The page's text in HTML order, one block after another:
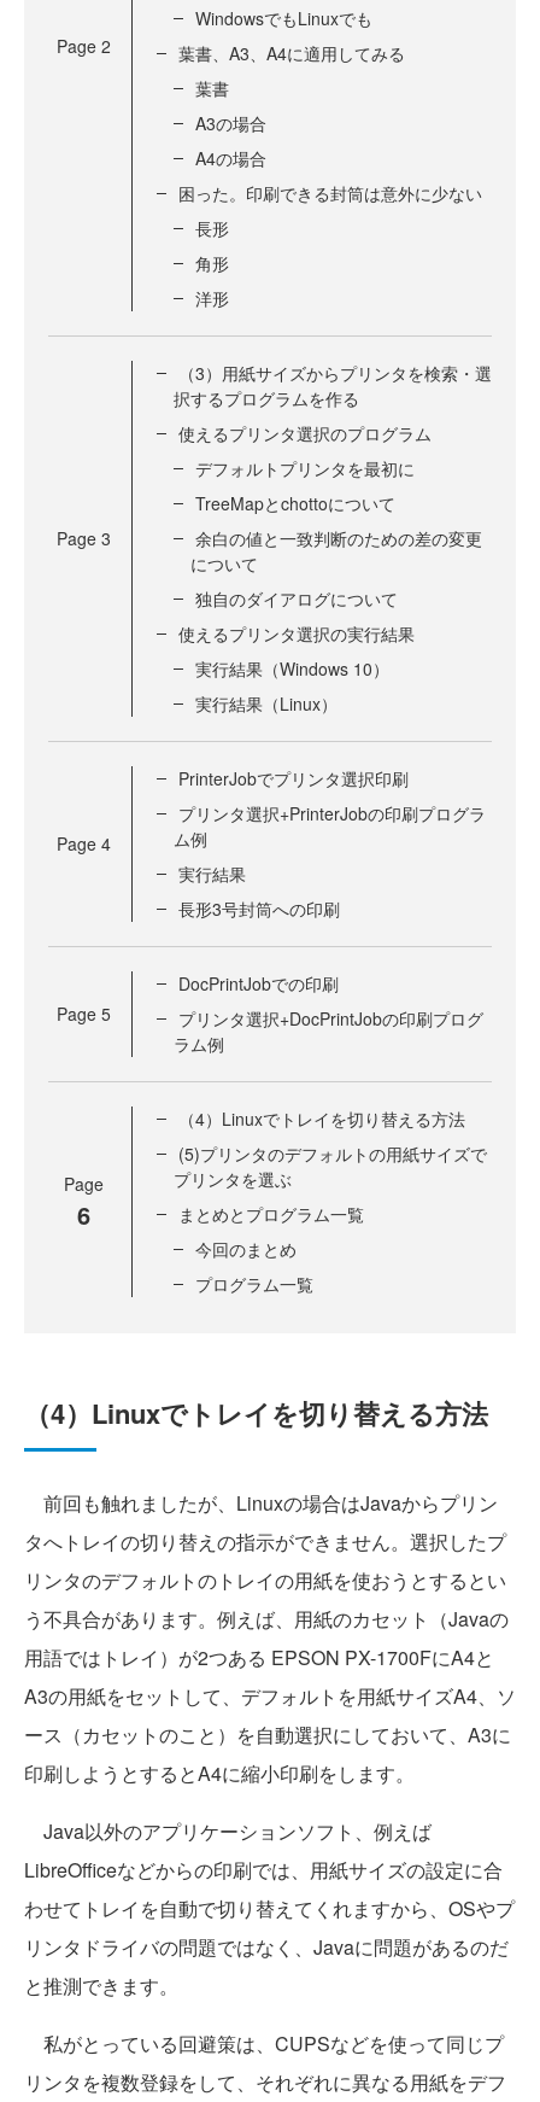
Page 2
WindowsでもLinuxでも
葉書、A3、A4に適用してみる
葉書
A3の場合
A4の場合
困った。印刷できる封筒は意外に少ない
長形
角形
洋形
Page 3
（3）用紙サイズからプリンタを検索・選
択するプログラムを作る
使えるプリンタ選択のプログラム
デフォルトプリンタを最初に
TreeMapとchottoについて
余白の値と一致判断のための差の変更
について
独自のダイアログについて
使えるプリンタ選択の実行結果
実行結果（Windows 10）
実行結果（Linux）
Page 4
PrinterJobでプリンタ選択印刷
プリンタ選択+PrinterJobの印刷プログラ
ム例
実行結果
長形3号封筒への印刷
Page 5
DocPrintJobでの印刷
プリンタ選択+DocPrintJobの印刷プログ
ラム例
Page
6
（4）Linuxでトレイを切り替える方法
(5)プリンタのデフォルトの用紙サイズで
プリンタを選ぶ
まとめとプログラム一覧
今回のまとめ
プログラム一覧
（4）Linuxでトレイを切り替える方法
前回も触れましたが、Linuxの場合はJavaからプリン
タへトレイの切り替えの指示ができません。選択したプ
リンタのデフォルトのトレイの用紙を使おうとするとい
う不具合があります。例えば、用紙のカセット（Javaの
用語ではトレイ）が2つある EPSON PX-1700FにA4と
A3の用紙をセットして、デフォルトを用紙サイズA4、ソ
ース（カセットのこと）を自動選択にしておいて、A3に
印刷しようとするとA4に縮小印刷をします。
Java以外のアプリケーションソフト、例えば
LibreOfficeなどからの印刷では、用紙サイズの設定に合
わせてトレイを自動で切り替えてくれますから、OSやプ
リンタドライバの問題ではなく、Javaに問題があるのだ
と推測できます。
私がとっている回避策は、CUPSなどを使って同じプ
リンタを複数登録をして、それぞれに異なる用紙をデフ